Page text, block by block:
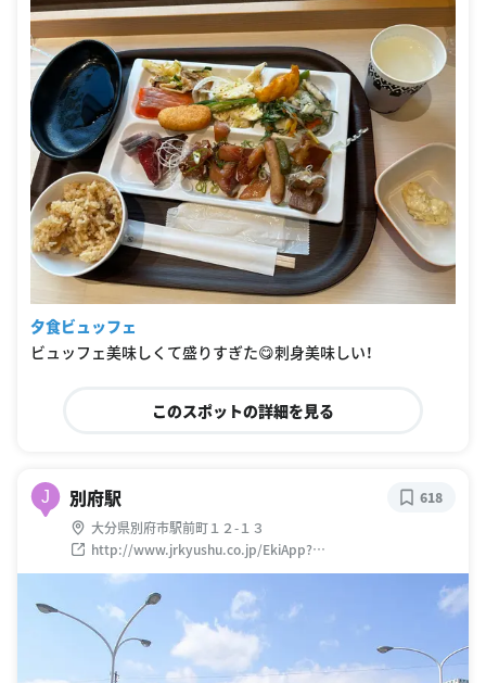
夕食ビュッフェ
ビュッフェ美味しくて盛りすぎた😋刺身美味しい！
このスポットの詳細を見る
J 別府駅
大分県別府市駅前町１２-１３
http://www.jrkyushu.co.jp/EkiApp?
LISTID=502&EKI=91205230
618